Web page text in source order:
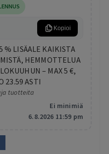
Kopioi
% LISÄALE KAIKISTA
HEMMOTTELUA
– MAX 5 €,
23.59 ASTI
tuotteita
Ei minimiä
6.8.2026 11:59 pm